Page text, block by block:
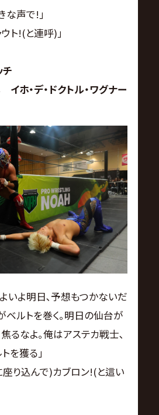
な声で!｣
ト!(と連呼)｣
チ
・デ・ドクトル・ワグナー
よいよ明日､予想もつかないだ
ベルトを巻く｡明日の仙台が
るなよ｡俺はアステカ戦士､
を獲る｣
座り込んで)カブロン!(と這い